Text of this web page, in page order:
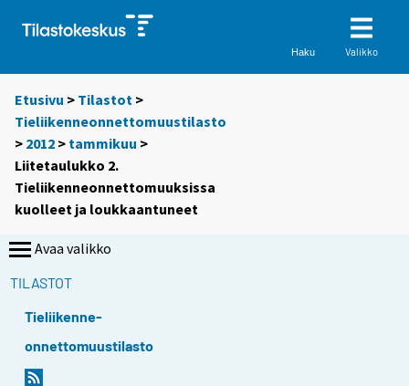
Haku Valikko
Etusivu > Tilastot >
Tieliikenneonnettomuustilasto
> 2012 > tammikuu >
Liitetaulukko 2.
Tieliikenneonnettomuuksissa
kuolleet ja loukkaantuneet
Avaa valikko
TILASTOT
Tieliikenne-
onnettomuustilasto